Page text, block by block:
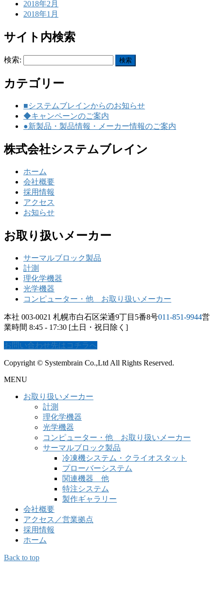
2018年2月
2018年1月
サイト内検索
検索:
カテゴリー
■システムブレインからのお知らせ
◆キャンペーンのご案内
●新製品・製品情報・メーカー情報のご案内
株式会社システムブレイン
ホーム
会社概要
採用情報
アクセス
お知らせ
お取り扱いメーカー
サーマルブロック製品
計測
理化学機器
光学機器
コンピューター・他 お取り扱いメーカー
本社 003-0021 札幌市白石区栄通9丁目5番8号011-851-9944営
業時間 8:45 - 17:30 [土日・祝日除く]
お問い合わせ先はコチラへ
Copyright © Systembrain Co.,Ltd All Rights Reserved.
MENU
お取り扱いメーカー
計測
理化学機器
光学機器
コンピューター・他 お取り扱いメーカー
サーマルブロック製品
冷凍機システム・クライオスタット
プローバーシステム
関連機器 他
特注システム
製作ギャラリー
会社概要
アクセス／営業拠点
採用情報
ホーム
Back to top